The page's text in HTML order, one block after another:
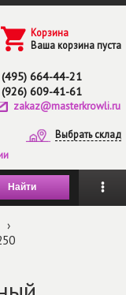
664-44-21
609-41-61
zakaz@masterkrowli.ru
Выбрать склад
Корзина
Ваша корзина пуста
›